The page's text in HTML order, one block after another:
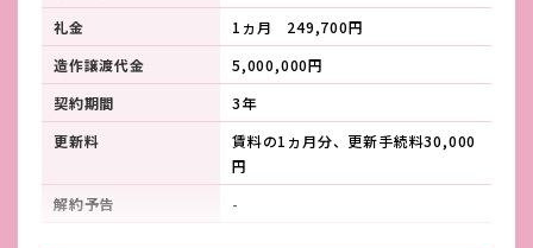
礼金
1ヵ月 249,700円
造作譲渡代金
5,000,000円
契約期間
3年
更新料
賃料の1ヵ月分、更新手続料30,000
円
解約予告
-